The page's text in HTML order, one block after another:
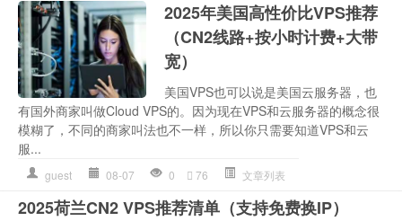
2025年美国高性价比VPS推荐
（CN2线路+按小时计费+大带
宽）
美国VPS也可以说是美国云服务器，也
有国外商家叫做Cloud VPS的。因为现在VPS和云服务器的概念很
模糊了，不同的商家叫法也不一样，所以你只需要知道VPS和云
服...
guest 08-07 0 76 文章列表
2025荷兰CN2 VPS推荐清单（支持免费换IP）